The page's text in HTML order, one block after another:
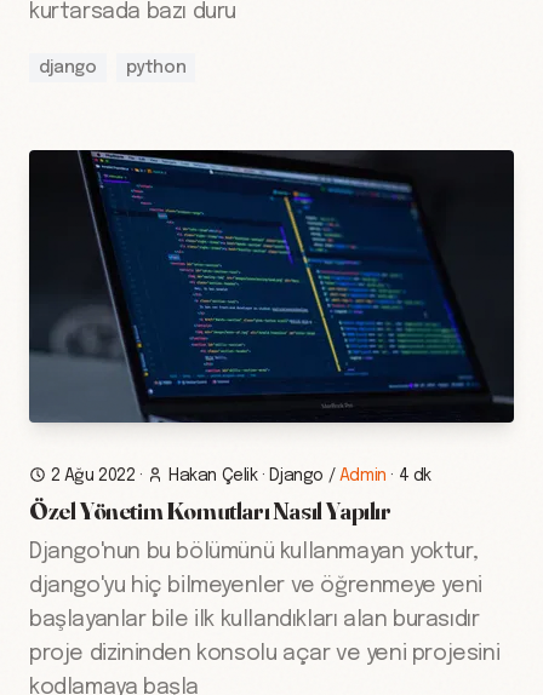
kurtarsada bazı duru
django python
2 Ağu 2022 · Hakan Çelik· Django / Admin · 4 dk
Özel Yönetim Komutları Nasıl Yapılır
Django'nun bu bölümünü kullanmayan yoktur,
django'yu hiç bilmeyenler ve öğrenmeye yeni
başlayanlar bile ilk kullandıkları alan burasıdır
proje dizininden konsolu açar ve yeni projesini
kodlamaya başla